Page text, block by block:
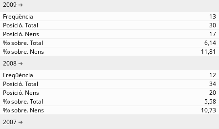
2009
13
30
17
6,14
11,81
2008
12
34
20
5,58
10,73
2007